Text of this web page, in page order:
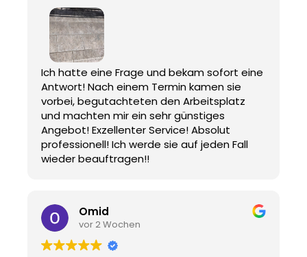
Ich hatte eine Frage und bekam sofort eine
Antwort! Nach einem Termin kamen sie
vorbei, begutachteten den Arbeitsplatz
und machten mir ein sehr günstiges
Angebot! Exzellenter Service! Absolut
professionell! Ich werde sie auf jeden Fall
wieder beauftragen!!
Omid
vor 2 Wochen